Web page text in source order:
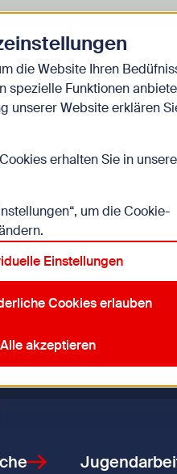
Bereich “Kinder”
14. Penzing
22. Donaustadt
die Website Ihren
spezielle Funktionen
unserer Website erklären
erhalten Sie in
um die Cookie-
Einstellungen
Cookies erlauben
Alle akzeptieren